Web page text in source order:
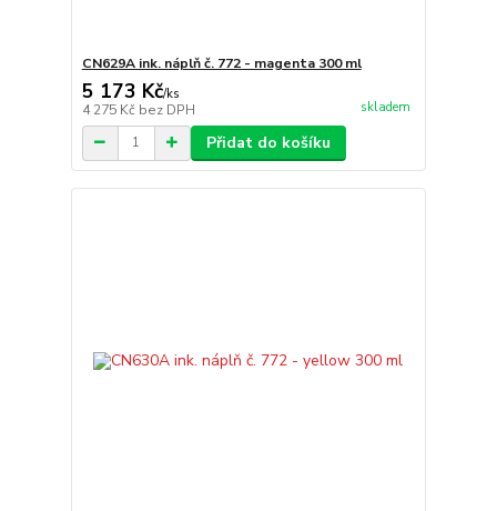
CN629A ink. náplň č. 772 - magenta 300 ml
5 173 Kč/ks
4 275 Kč bez DPH skladem
Přidat do košíku